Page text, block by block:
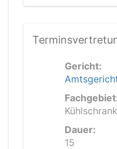
Gericht:
Dauer:
15